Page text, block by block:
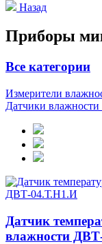
Назад
Приборы
Все категории
Измерители
Датчики
Датчик
влажности